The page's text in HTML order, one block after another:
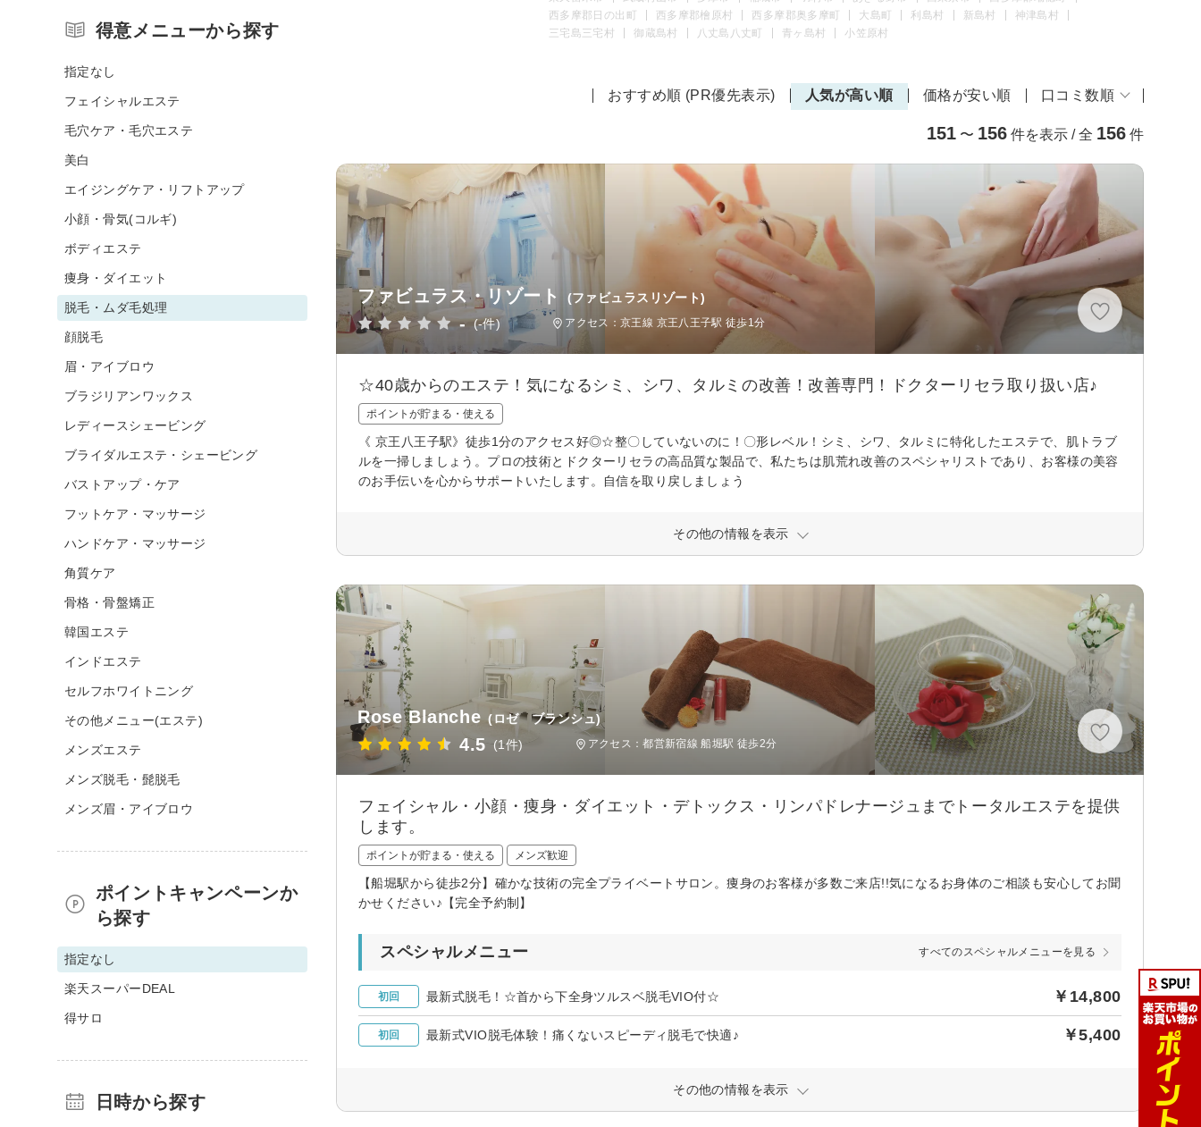
西多摩郡日の出町
西多摩郡檜原村 西多摩郡奥多摩町 大島町 利島村 新島村
神津島村
三宅島三宅村
御蔵島村 八丈島八丈町 青ヶ島村 小笠原村
おすすめ順 (PR優先表示) 人気が高い順 価格が安い順 口コミ数順
151 〜 156 件を表示 / 全 156 件
ファビュラス・リゾート (ファビュラスリゾート)
- (-件) アクセス：京王線 京王八王子駅 徒歩1分
☆40歳からのエステ！気になるシミ、シワ、タルミの改善！改善専門！ドクターリセラ取り扱い店♪
ポイントが貯まる・使える
《 京王八王子駅》徒歩1分のアクセス好◎☆整〇していないのに！〇形レベル！シミ、シワ、タルミに特化したエステで、肌トラブ
ルを一掃しましょう。プロの技術とドクターリセラの高品質な製品で、私たちは肌荒れ改善のスペシャリストであり、お客様の美容
のお手伝いを心からサポートいたします。自信を取り戻しましょう
その他の情報を表示
Rose Blanche (ロゼ ブランシュ)
4.5 (1件) アクセス：都営新宿線 船堀駅 徒歩2分
フェイシャル・小顔・痩身・ダイエット・デトックス・リンパドレナージュまでトータルエステを提供
します。
ポイントが貯まる・使える メンズ歓迎
【船堀駅から徒歩2分】確かな技術の完全プライベートサロン。痩身のお客様が多数ご来店!!気になるお身体のご相談も安心してお聞
かせください♪【完全予約制】
スペシャルメニュー すべてのスペシャルメニューを見る
初回 最新式脱毛！☆首から下全身ツルスベ脱毛VIO付☆ ￥14,800
初回 最新式VIO脱毛体験！痛くないスピーディ脱毛で快適♪ ￥5,400
その他の情報を表示
得意メニューから探す
指定なし
フェイシャルエステ
毛穴ケア・毛穴エステ
美白
エイジングケア・リフトアップ
小顔・骨気(コルギ)
ボディエステ
痩身・ダイエット
脱毛・ムダ毛処理
顔脱毛
眉・アイブロウ
ブラジリアンワックス
レディースシェービング
ブライダルエステ・シェービング
バストアップ・ケア
フットケア・マッサージ
ハンドケア・マッサージ
角質ケア
骨格・骨盤矯正
韓国エステ
インドエステ
セルフホワイトニング
その他メニュー(エステ)
メンズエステ
メンズ脱毛・髭脱毛
メンズ眉・アイブロウ
ポイントキャンペーンか
ら探す
指定なし
楽天スーパーDEAL
得サロ
日時から探す